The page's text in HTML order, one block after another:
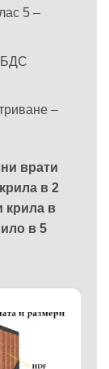
5 –
БДС
–
врати
в 2
крила в
в 5